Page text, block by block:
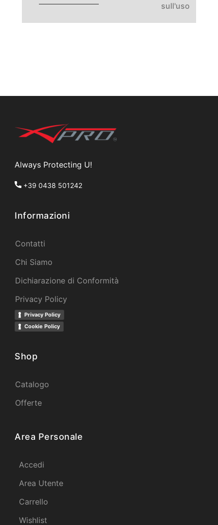
sull'uso
Always Protecting U!
+39 0438 501242
Informazioni
Contatti
Chi Siamo
Dichiarazione di Conformità
Privacy Policy
Privacy Policy
Cookie Policy
Shop
Catalogo
Offerte
Area Personale
Accedi
Area Utente
Carrello
Wishlist